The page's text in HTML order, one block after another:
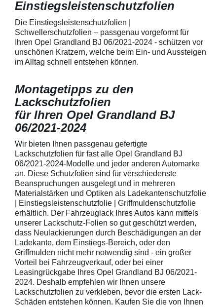
150 µmSchützt
Lack in der
Fingenägel
bestmöglichem
Kratzer und
Einstiegsleistenschutzfolien
Die Einstiegsleistenschutzfolien |
Schwellerschutzfolien – passgenau vorgeformt für
Ihren Opel Grandland BJ 06/2021-2024 - schützen vor
unschönen Kratzern, welche beim Ein- und Aussteigen
im Alltag schnell entstehen können.
Montagetipps zu den
Lackschutzfolien
für Ihren Opel Grandland BJ
06/2021-2024
Wir bieten Ihnen passgenau gefertigte
Lackschutzfolien für fast alle Opel Grandland BJ
06/2021-2024-Modelle und jeder anderen Automarke
an. Diese Schutzfolien sind für verschiedenste
Beanspruchungen ausgelegt und in mehreren
Materialstärken und Optiken als Ladekantenschutzfolie
| Einstiegsleistenschutzfolie | Griffmuldenschutzfolie
erhältlich. Der Fahrzeuglack Ihres Autos kann mittels
unserer Lackschutz-Folien so gut geschützt werden,
dass Neulackierungen durch Beschädigungen an der
Ladekante, dem Einstiegs-Bereich, oder den
Griffmulden nicht mehr notwendig sind - ein großer
Vorteil bei Fahrzeugverkauf, oder bei einer
Leasingrückgabe Ihres Opel Grandland BJ 06/2021-
2024. Deshalb empfehlen wir Ihnen unsere
Lackschutzfolien zu verkleben, bevor die ersten Lack-
Schäden entstehen können. Kaufen Sie die von Ihnen